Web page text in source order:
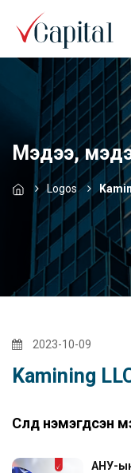
Мэдээ,
Logos
2023-10-09
Kamining
Сүүлд нэмэгдсэн
АНУ-ын